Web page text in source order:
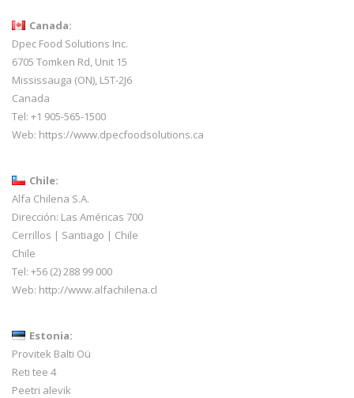
Canada:
Dpec Food Solutions Inc.
6705 Tomken Rd, Unit 15
Mississauga (ON), L5T-2J6
Canada
Tel: +1 905-565-1500
Web: https://www.dpecfoodsolutions.ca
Chile:
Alfa Chilena S.A.
Dirección: Las Américas 700
Cerrillos | Santiago | Chile
Chile
Tel: +56 (2) 288 99 000
Web: http://www.alfachilena.cl
Estonia:
Provitek Balti Oü
Reti tee 4
Peetri alevik